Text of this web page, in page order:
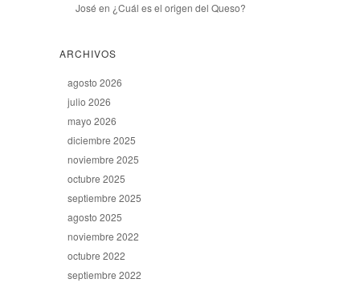
José en ¿Cuál es el origen del Queso?
ARCHIVOS
agosto 2026
julio 2026
mayo 2026
diciembre 2025
noviembre 2025
octubre 2025
septiembre 2025
agosto 2025
noviembre 2022
octubre 2022
septiembre 2022